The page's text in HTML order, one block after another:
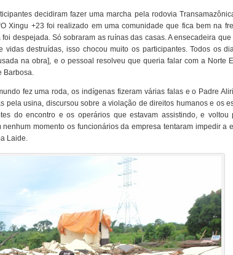
decidiram fazer uma marcha pela rodovia
Xingu +23 foi realizado em uma comunidade que fica bem na
despejada. Só sobraram as ruínas das casas. A ensecadeira que
destruídas, isso chocou muito os participantes. Todos os
na obra], e o pessoal resolveu que queria falar com a Norte
fez uma roda, os indígenas fizeram várias falas e o Padre
pela usina, discursou sobre a violação de direitos humanos e os
do encontro e os operários que estavam assistindo, e voltou
momento os funcionários da empresa tentaram impedir a
Laide.